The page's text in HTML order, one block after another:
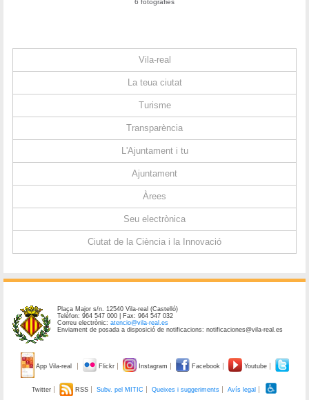
Vila-real
La teua ciutat
Turisme
Transparència
L'Ajuntament i tu
Ajuntament
Àrees
Seu electrònica
Ciutat de la Ciència i la Innovació
Plaça Major s/n. 12540 Vila-real (Castelló)
Telèfon: 964 547 000 | Fax: 964 547 032
Correu electrònic:atencio@vila-real.es
Enviament de posada a disposició de notificacions: notificaciones@vila-real.es
App Vila-real Flickr Instagram Facebook Youtube
Twitter RSS Subv. pel MITIC Queixes i suggeriments
Avís legal